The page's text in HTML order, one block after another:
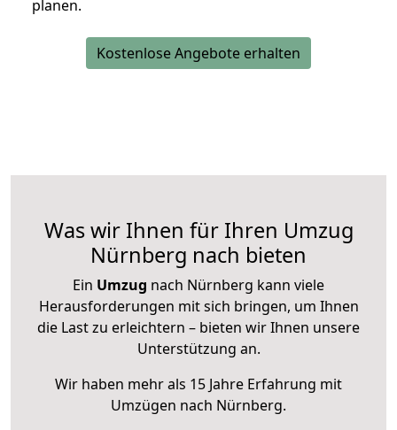
planen.
Kostenlose Angebote erhalten
Was wir Ihnen für Ihren Umzug
Nürnberg nach bieten
Ein Umzug nach Nürnberg kann viele
Herausforderungen mit sich bringen, um Ihnen
die Last zu erleichtern – bieten wir Ihnen unsere
Unterstützung an.
Wir haben mehr als 15 Jahre Erfahrung mit
Umzügen nach Nürnberg.